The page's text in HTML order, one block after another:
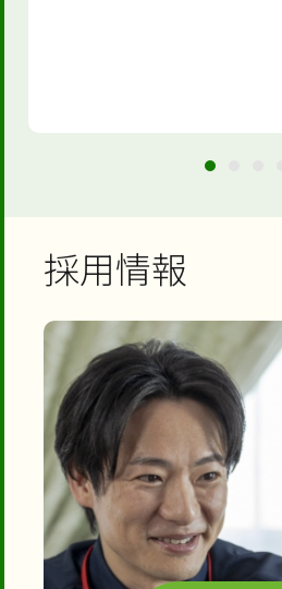
採用情報